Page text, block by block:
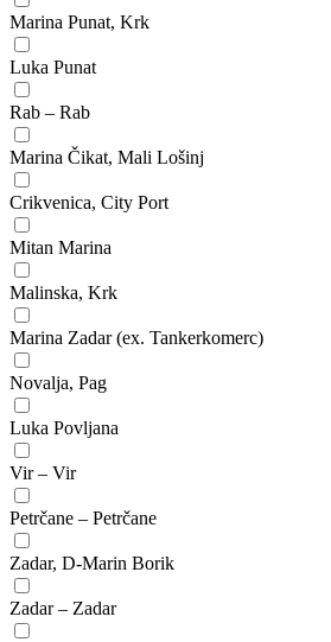
Marina Punat, Krk
Luka Punat
Rab – Rab
Marina Čikat, Mali Lošinj
Crikvenica, City Port
Mitan Marina
Malinska, Krk
Marina Zadar (ex. Tankerkomerc)
Novalja, Pag
Luka Povljana
Vir – Vir
Petrčane – Petrčane
Zadar, D-Marin Borik
Zadar – Zadar